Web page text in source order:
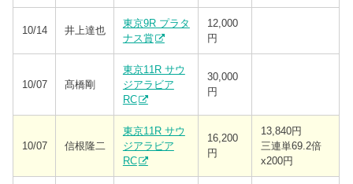
10/14 井上達也
東京9R プラタ
ナス賞
12,000
円
10/07 髙橋剛
東京11R サウ
ジアラビア
RC
30,000
円
10/07 信根隆二
東京11R サウ
ジアラビア
RC
16,200
円
13,840円
三連単69.2倍
x200円